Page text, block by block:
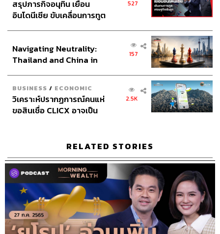
สรุปภารกิจอนุทิน เยือน
อินโดนีเซีย ขับเคลื่อนการทูต
อินโดนีเซีย
527
Navigating Neutrality:
Thailand and China in
157
BUSINESS / ECONOMIC
วิเคราะห์ปรากฏการณ์คนแห่
ขอสินเชื่อ CLICX อาจเป็น
2.5K
RELATED STORIES